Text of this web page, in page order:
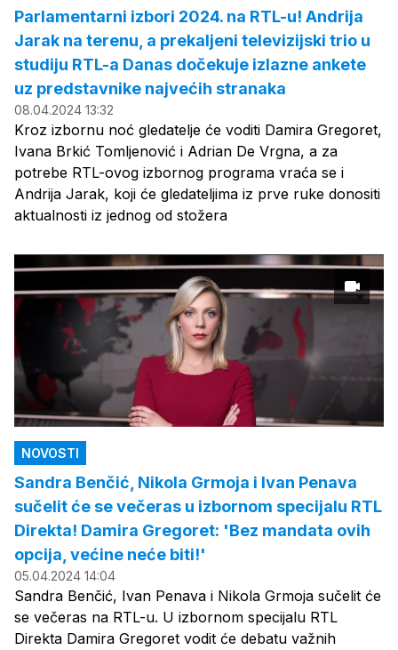
Parlamentarni izbori 2024. na RTL-u! Andrija
Jarak na terenu, a prekaljeni televizijski trio u
studiju RTL-a Danas dočekuje izlazne ankete
uz predstavnike najvećih stranaka
08.04.2024 13:32
Kroz izbornu noć gledatelje će voditi Damira Gregoret,
Ivana Brkić Tomljenović i Adrian De Vrgna, a za
potrebe RTL-ovog izbornog programa vraća se i
Andrija Jarak, koji će gledateljima iz prve ruke donositi
aktualnosti iz jednog od stožera
NOVOSTI
Sandra Benčić, Nikola Grmoja i Ivan Penava
sučelit će se večeras u izbornom specijalu RTL
Direkta! Damira Gregoret: 'Bez mandata ovih
opcija, većine neće biti!'
05.04.2024 14:04
Sandra Benčić, Ivan Penava i Nikola Grmoja sučelit će
se večeras na RTL-u. U izbornom specijalu RTL
Direkta Damira Gregoret vodit će debatu važnih